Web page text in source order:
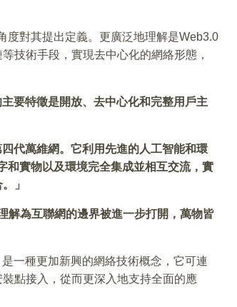
度對其提出定義。更廣泛地理解是Web3.0
技術手段，實現去中心化的網絡形態，
要特徵是開放、去中心化和完整用戶主
代萬維網。它利用先進的人工智能和環
和實物以及環境完全集成並相互交流，實
」
解為互聯網的邊界被進一步打開，萬物皆
一種更加新興的網絡技術概念，它可連
點接入，從而更深入地支持全面的應